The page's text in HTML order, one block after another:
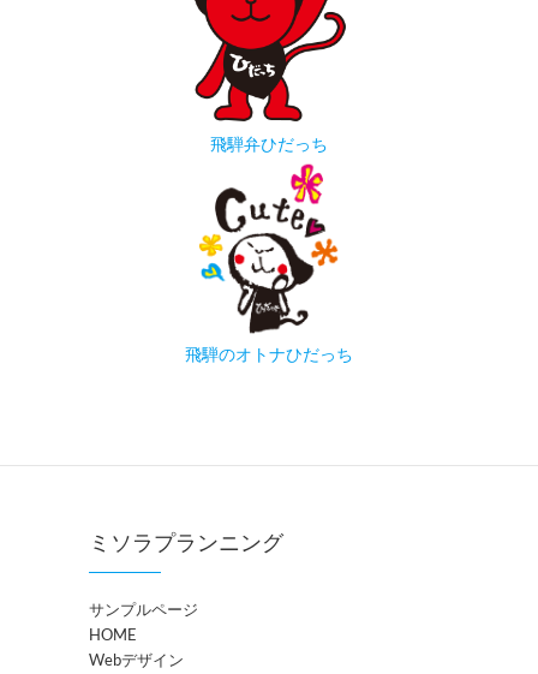
飛騨弁ひだっち
飛騨のオトナひだっち
ミソラプランニング
サンプルページ
HOME
Webデザイン